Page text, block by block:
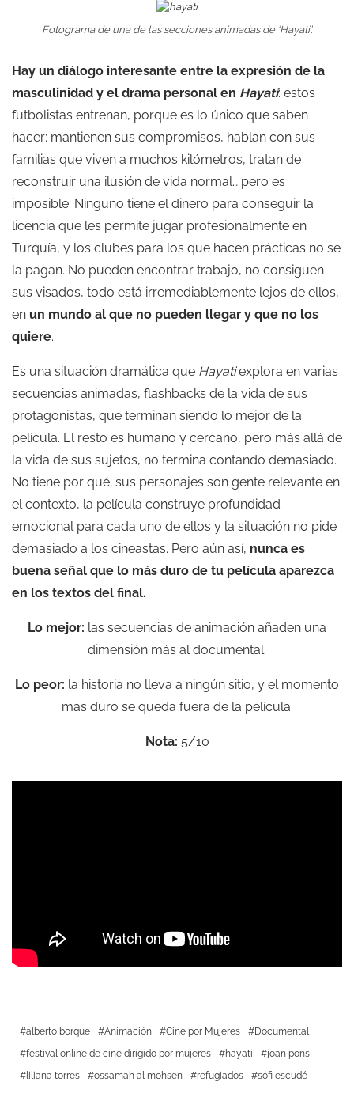
Fotograma de una de las secciones animadas de ‘Hayati’.
Hay un diálogo interesante entre la expresión de la
masculinidad y el drama personal en Hayati: estos
futbolistas entrenan, porque es lo único que saben
hacer; mantienen sus compromisos, hablan con sus
familias que viven a muchos kilómetros, tratan de
reconstruir una ilusión de vida normal… pero es
imposible. Ninguno tiene el dinero para conseguir la
licencia que les permite jugar profesionalmente en
Turquía, y los clubes para los que hacen prácticas no se
la pagan. No pueden encontrar trabajo, no consiguen
sus visados, todo está irremediablemente lejos de ellos,
en un mundo al que no pueden llegar y que no los
quiere.
Es una situación dramática que Hayatiexplora en varias
secuencias animadas, flashbacks de la vida de sus
protagonistas, que terminan siendo lo mejor de la
película. El resto es humano y cercano, pero más allá de
la vida de sus sujetos, no termina contando demasiado.
No tiene por qué; sus personajes son gente relevante en
el contexto, la película construye profundidad
emocional para cada uno de ellos y la situación no pide
demasiado a los cineastas. Pero aún así, nunca es
buena señal que lo más duro de tu película aparezca
en los textos del final.
Lo mejor: las secuencias de animación añaden una
dimensión más al documental.
Lo peor: la historia no lleva a ningún sitio, y el momento
más duro se queda fuera de la película.
Nota: 5/10
alberto borque Animación Cine por Mujeres
Documental
festival online de cine dirigido por mujeres
hayati
joan pons
liliana torres
ossamah al mohsen refugiados sofi escudé